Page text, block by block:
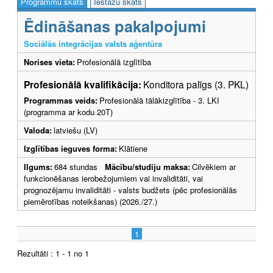
Ēdināšanas pakalpojumi
Sociālās integrācijas valsts aģentūra
Norises vieta: Profesionālā izglītība
Profesionālā kvalifikācija: Konditora palīgs (3. PKL)
Programmas veids: Profesionālā tālākizglītība - 3. LKI
(programma ar kodu 20T)
Valoda:latviešu (LV)
Izglītības ieguves forma: Klātiene
Ilgums:684 stundas Mācību/studiju maksa:Cilvēkiem ar
funkcionēšanas ierobežojumiem vai invaliditāti, vai
prognozējamu invaliditāti - valsts budžets (pēc profesionālās
piemērotības noteikšanas) (2026./27.)
1
Rezultāti : 1 - 1 no 1